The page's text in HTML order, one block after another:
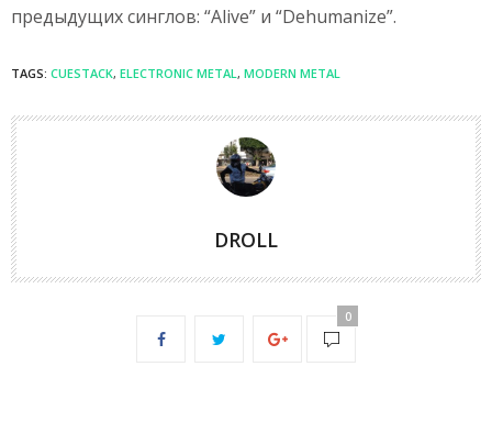
предыдущих синглов: “Alive” и “Dehumanize”.
TAGS: CUESTACK, ELECTRONIC METAL, MODERN METAL
DROLL
0